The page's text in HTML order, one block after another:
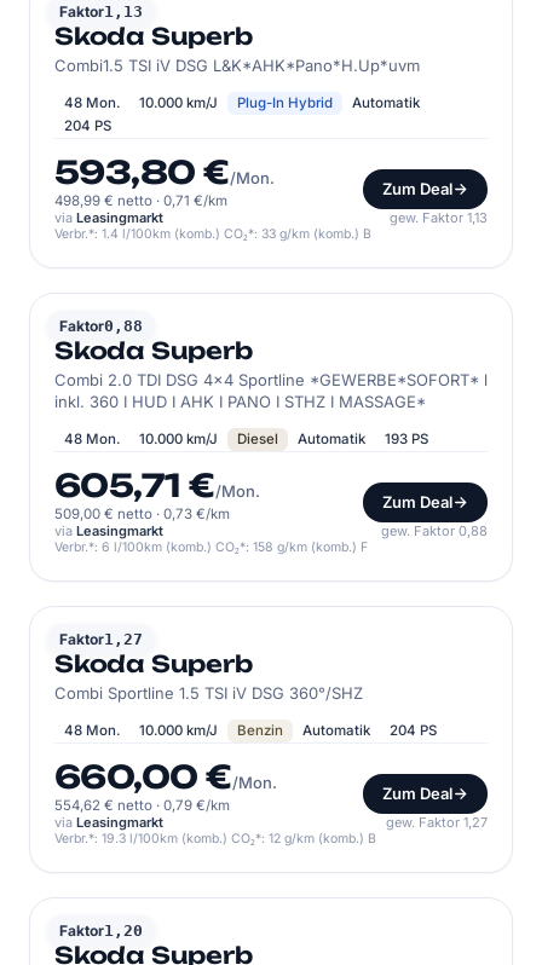
Faktor1,13
SKODA
Skoda Superb
Combi1.5 TSI iV DSG L&K*AHK*Pano*H.Up*uvm
48 Mon. 10.000 km/J Plug-In Hybrid
Automatik
204 PS
593,80 €/Mon.
498,99 € netto · 0,71 €/km
Zum Deal
via Leasingmarkt gew. Faktor 1,13
Verbr.*: 1.4 l/100km (komb.) CO₂*: 33 g/km (komb.) B
Faktor0,88
SKODA
Skoda Superb
Combi 2.0 TDI DSG 4x4 Sportline *GEWERBE*SOFORT* l
inkl. 360 I HUD I AHK I PANO I STHZ I MASSAGE*
48 Mon. 10.000 km/J Diesel Automatik 193 PS
605,71 €/Mon.
509,00 € netto · 0,73 €/km
Zum Deal
via Leasingmarkt gew. Faktor 0,88
Verbr.*: 6 l/100km (komb.) CO₂*: 158 g/km (komb.) F
Faktor1,27
SKODA
Skoda Superb
Combi Sportline 1.5 TSI iV DSG 360°/SHZ
48 Mon. 10.000 km/J Benzin Automatik 204 PS
660,00 €/Mon.
554,62 € netto · 0,79 €/km
Zum Deal
via Leasingmarkt gew. Faktor 1,27
Verbr.*: 19.3 l/100km (komb.) CO₂*: 12 g/km (komb.) B
Faktor1,20
SKODA
Skoda Superb